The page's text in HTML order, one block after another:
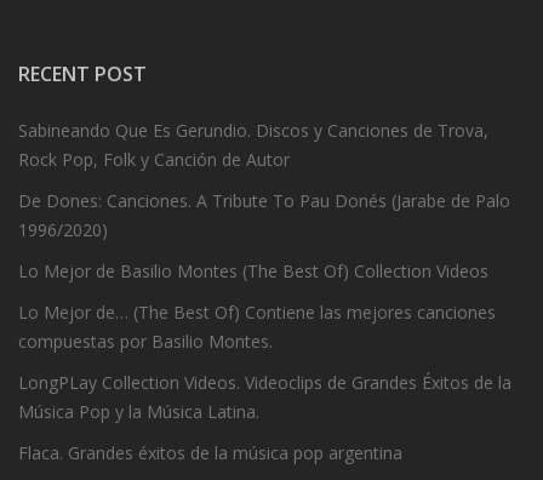
RECENT POST
Sabineando Que Es Gerundio. Discos y Canciones de Trova,
Rock Pop, Folk y Canción de Autor
De Dones: Canciones. A Tribute To Pau Donés (Jarabe de Palo
1996/2020)
Lo Mejor de Basilio Montes (The Best Of) Collection Videos
Lo Mejor de… (The Best Of) Contiene las mejores canciones
compuestas por Basilio Montes.
LongPLay Collection Videos. Videoclips de Grandes Éxitos de la
Música Pop y la Música Latina.
Flaca. Grandes éxitos de la música pop argentina